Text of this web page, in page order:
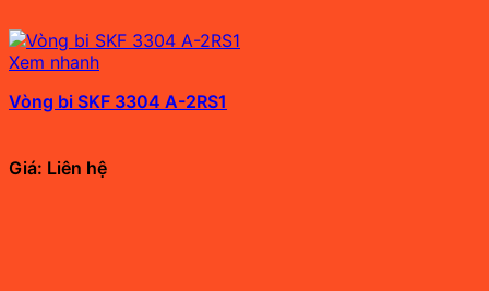
Xem nhanh
Vòng bi SKF 3304 A-2RS1
Giá: Liên hệ